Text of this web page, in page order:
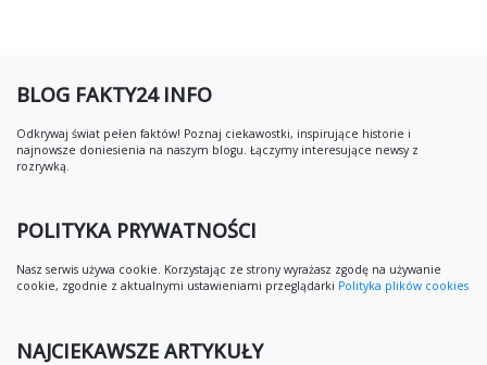
BLOG FAKTY24 INFO
Odkrywaj świat pełen faktów! Poznaj ciekawostki, inspirujące historie i
najnowsze doniesienia na naszym blogu. Łączymy interesujące newsy z
rozrywką.
POLITYKA PRYWATNOŚCI
Nasz serwis używa cookie. Korzystając ze strony wyrażasz zgodę na używanie
cookie, zgodnie z aktualnymi ustawieniami przeglądarki Polityka plików cookies
NAJCIEKAWSZE ARTYKUŁY